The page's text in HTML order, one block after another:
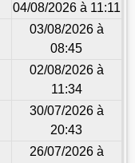
04/08/2026 à 11:11
03/08/2026 à
08:45
02/08/2026 à
11:34
30/07/2026 à
20:43
26/07/2026 à